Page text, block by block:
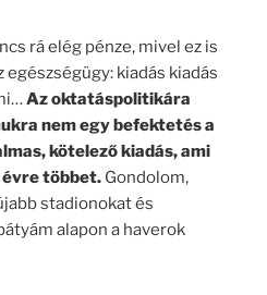
rá elég pénze, mivel ez is
egészségügy: kiadás kiadás
Az oktatáspolitikára
nem egy befektetés a
kötelező kiadás, ami
évre többet. Gondolom,
stadionokat és
alapon a haverok